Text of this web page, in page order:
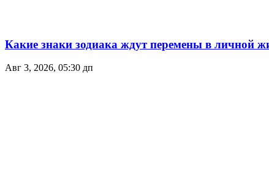
Какие знаки зодиака ждут перемены в личной
Авг 3, 2026, 05:30 дп